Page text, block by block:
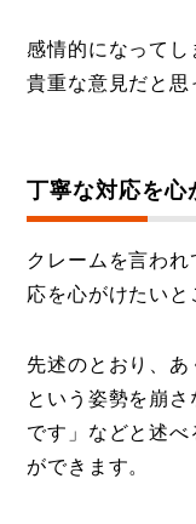
感情的になって
貴重な意見だと思
丁寧な対応を心
クレームを言わ
応を心がけたいと
先述のとおり、
という姿勢を崩
です」などと述べ
ができます。